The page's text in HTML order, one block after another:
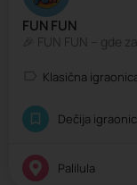
FUN FUN
🎉 FUN FUN – gde
Klasična
Dečija
Palilula